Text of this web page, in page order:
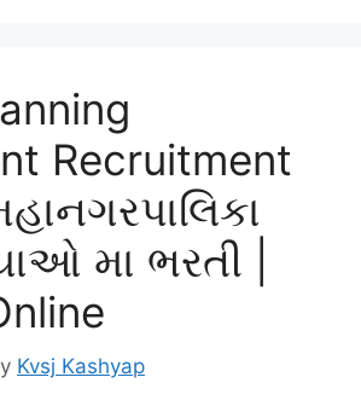
Recruitment
મા ભરતી |
Kvsj Kashyap